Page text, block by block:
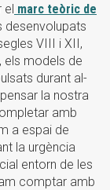
el marc teòric de
desenvolupats
VIII i XII,
els models de
durant al-
la nostra
amb
a espai de
la urgència
entorn de les
comptar amb